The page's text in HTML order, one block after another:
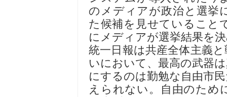
のメディアが政治と選挙
た候補を見せていること
にメディアが選挙結果を
統一日報は共産全体主義
いにおいて、最高の武器
にするのは勤勉な自由市
えられない。自由のため